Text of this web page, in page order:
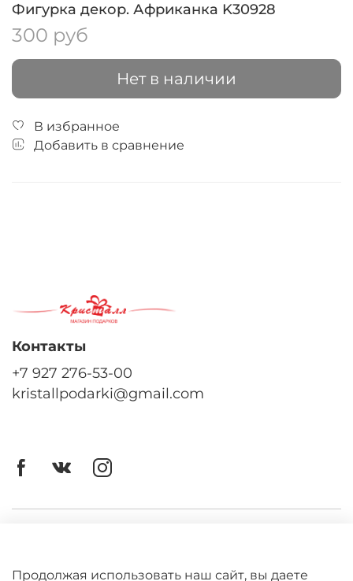
Фигурка декор. Африканка K30928
300 руб
Нет в наличии
В избранное
Добавить в сравнение
Контакты
+7 927 276-53-00
kristallpodarki@gmail.com
Продолжая использовать наш сайт, вы даете